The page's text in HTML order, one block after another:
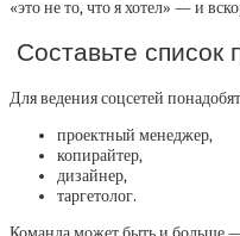
«это не то, что я хотел» — и
Составьте список
Для ведения соцсетей
проектный менеджер,
копирайтер,
дизайнер,
таргетолог.